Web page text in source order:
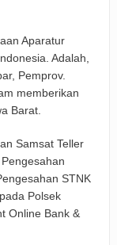
Aparatur
Adalah,
Pemprov.
memberikan
Barat.
Samsat Teller
STNK
Polsek
Online Bank &